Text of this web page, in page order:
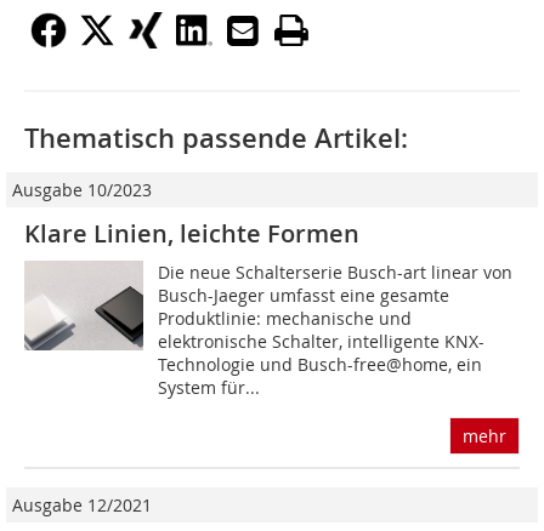
Thematisch passende Artikel:
Ausgabe 10/2023
Klare Linien, leichte Formen
Die neue Schalterserie Busch-art linear von
Busch-Jaeger umfasst eine gesamte
Produktlinie: mechanische und
elektronische Schalter, intelligente KNX-
Technologie und Busch-free@home, ein
System für...
mehr
Ausgabe 12/2021